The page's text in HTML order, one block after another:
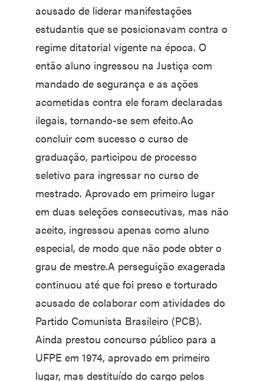
acusado de liderar manifestações
estudantis que se posicionavam contra o
regime ditatorial vigente na época. O
então aluno ingressou na Justiça com
mandado de segurança e as ações
acometidas contra ele foram declaradas
ilegais, tornando-se sem efeito.Ao
concluir com sucesso o curso de
graduação, participou de processo
seletivo para ingressar no curso de
mestrado. Aprovado em primeiro lugar
em duas seleções consecutivas, mas não
aceito, ingressou apenas como aluno
especial, de modo que não pode obter o
grau de mestre.A perseguição exagerada
continuou até que foi preso e torturado
acusado de colaborar com atividades do
Partido Comunista Brasileiro (PCB).
Ainda prestou concurso público para a
UFPE em 1974, aprovado em primeiro
lugar, mas destituído do cargo pelos